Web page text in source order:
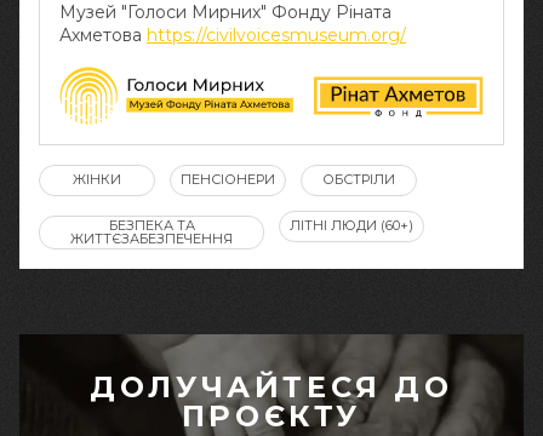
Музей "Голоси Мирних" Фонду Ріната
Ахметова https://civilvoicesmuseum.org/
ЖІНКИ ПЕНСІОНЕРИ ОБСТРІЛИ
БЕЗПЕКА ТА
ЖИТТЄЗАБЕЗПЕЧЕННЯ
ЛІТНІ ЛЮДИ (60+)
ДОЛУЧАЙТЕСЯ ДО
ПРОЄКТУ